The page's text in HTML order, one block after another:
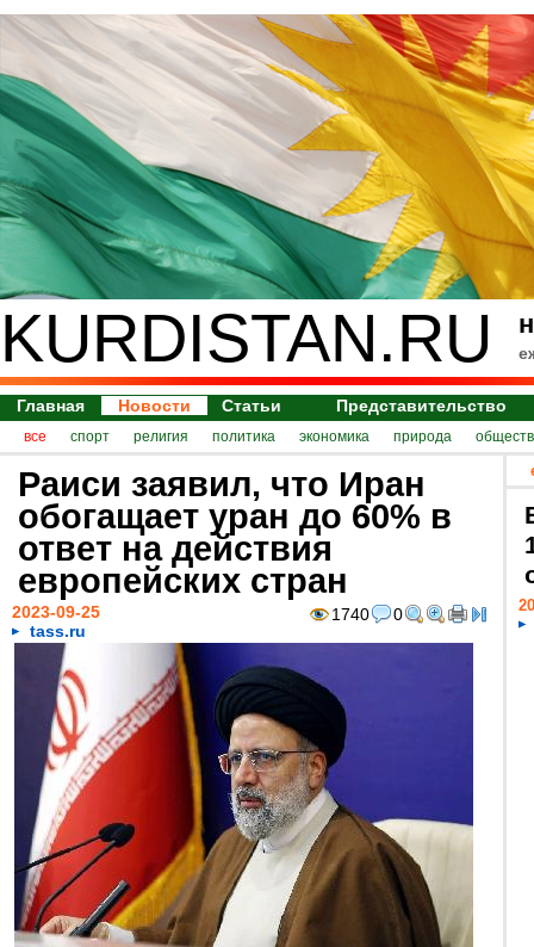
KURDISTAN.RU
Главная Новости Статьи Представительство
все спорт религия политика экономика природа
Раиси заявил, что Иран
обогащает уран до 60% в
ответ на действия
европейских стран
1740 0
2023-09-25
tass.ru